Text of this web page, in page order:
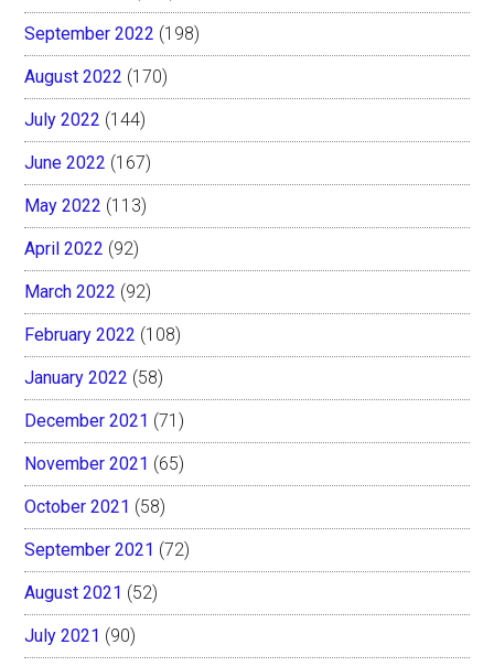
September 2022 (198)
August 2022 (170)
July 2022 (144)
June 2022 (167)
May 2022 (113)
April 2022 (92)
March 2022 (92)
February 2022 (108)
January 2022 (58)
December 2021 (71)
November 2021 (65)
October 2021 (58)
September 2021 (72)
August 2021 (52)
July 2021 (90)